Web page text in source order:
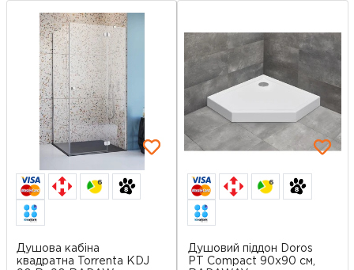
6
Душова кабіна
квадратна Torrenta KDJ
6
Душовий піддон Doros
PT Compact 90x90 см,